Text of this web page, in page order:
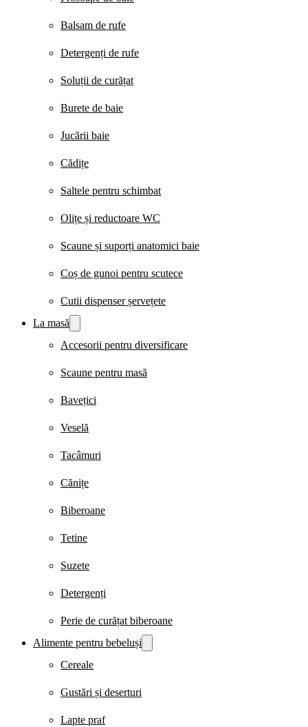
Balsam de rufe
Detergenți de rufe
Soluții de curățat
Burete de baie
Jucării baie
Cădițe
Saltele pentru schimbat
Olițe și reductoare WC
Scaune și suporți anatomici baie
Coș de gunoi pentru scutece
Cutii dispenser șervețete
La masă
Accesorii pentru diversificare
Scaune pentru masă
Bavețici
Veselă
Tacâmuri
Cănițe
Biberoane
Tetine
Suzete
Detergenți
Perie de curățat biberoane
Alimente pentru bebeluși
Cereale
Gustări și deserturi
Lapte praf